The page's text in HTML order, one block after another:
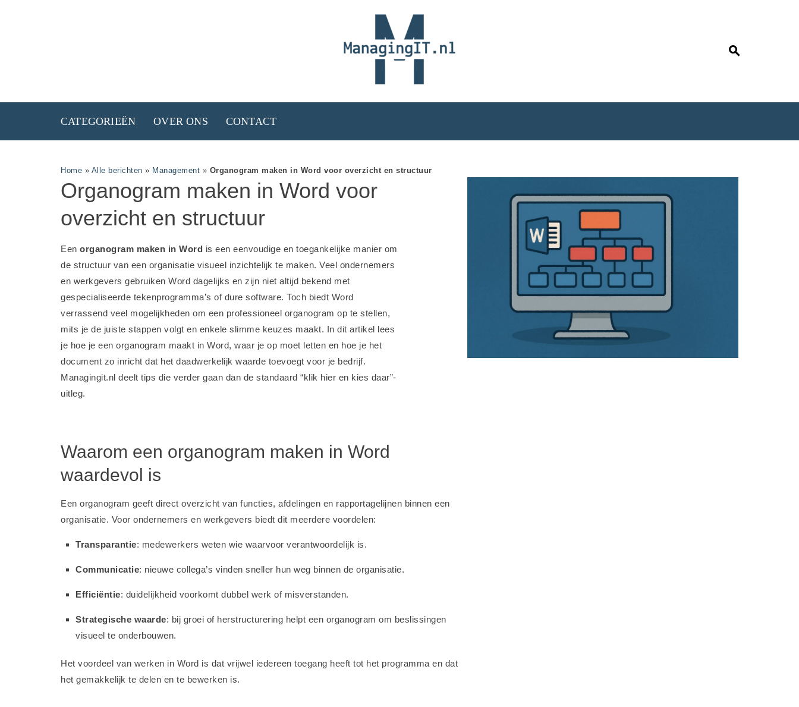
CATEGORIEËN OVER ONS CONTACT
Home » Alle berichten » Management » Organogram maken in Word voor overzicht en structuur
Organogram maken in Word voor
overzicht en structuur
Een organogram maken in Word is een eenvoudige en toegankelijke manier om
de structuur van een organisatie visueel inzichtelijk te maken. Veel ondernemers
en werkgevers gebruiken Word dagelijks en zijn niet altijd bekend met
gespecialiseerde tekenprogramma’s of dure software. Toch biedt Word
verrassend veel mogelijkheden om een professioneel organogram op te stellen,
mits je de juiste stappen volgt en enkele slimme keuzes maakt. In dit artikel lees
je hoe je een organogram maakt in Word, waar je op moet letten en hoe je het
document zo inricht dat het daadwerkelijk waarde toevoegt voor je bedrijf.
Managingit.nl deelt tips die verder gaan dan de standaard “klik hier en kies daar”-
uitleg.
Waarom een organogram maken in Word
waardevol is
Een organogram geeft direct overzicht van functies, afdelingen en rapportagelijnen binnen een
organisatie. Voor ondernemers en werkgevers biedt dit meerdere voordelen:
Transparantie: medewerkers weten wie waarvoor verantwoordelijk is.
Communicatie: nieuwe collega’s vinden sneller hun weg binnen de organisatie.
Efficiëntie: duidelijkheid voorkomt dubbel werk of misverstanden.
Strategische waarde: bij groei of herstructurering helpt een organogram om beslissingen
visueel te onderbouwen.
Het voordeel van werken in Word is dat vrijwel iedereen toegang heeft tot het programma en dat
het gemakkelijk te delen en te bewerken is.